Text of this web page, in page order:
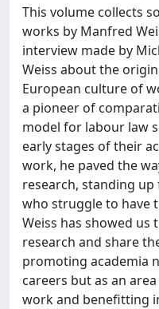
This volume collects
works by Manfred
interview made by
Weiss about the
European culture of
a pioneer of
model for labour law
early stages of their
work, he paved the
research, standing
who struggle to have
Weiss has showed us
research and share
promoting academia
careers but as an
work and benefitting